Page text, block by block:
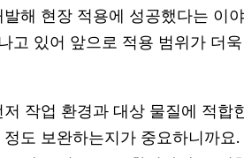
해 현장 적용에 성공했다는 이
고 있어 앞으로 적용 범위가 더
작업 환경과 대상 물질에 적합
도 보완하는지가 중요하니까요